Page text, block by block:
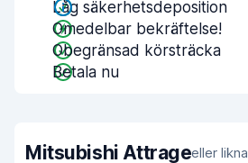
Låg säkerhetsdeposition
Omedelbar bekräftelse!
Obegränsad körsträcka
Betala nu
Mitsubishi Attrageeller